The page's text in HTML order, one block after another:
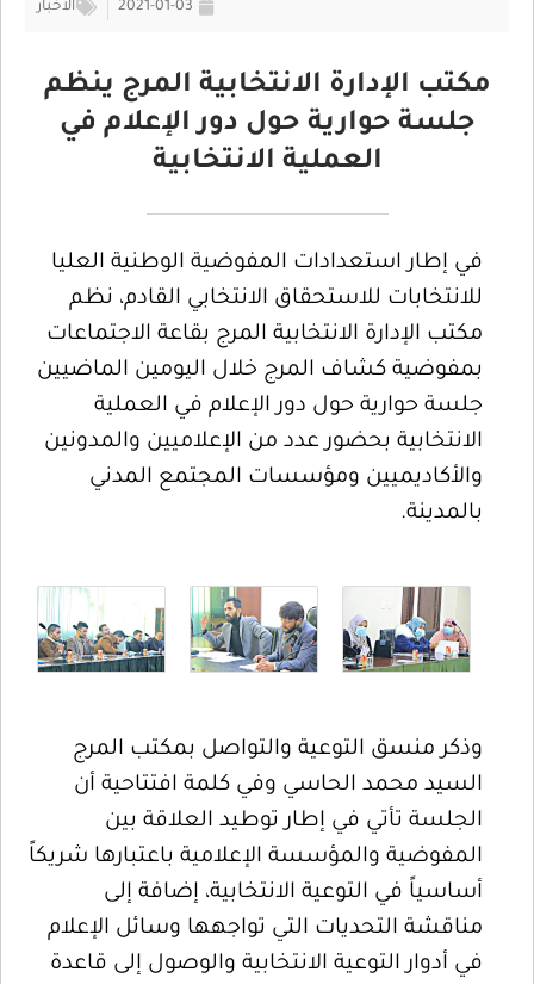
2021-01-03 الأخبار
مكتب الإدارة الانتخابية المرج ينظم
جلسة حوارية حول دور الإعلام في
العملية الانتخابية
في إطار استعدادات المفوضية الوطنية العليا
للانتخابات للاستحقاق الانتخابي القادم، نظم
مكتب الإدارة الانتخابية المرج بقاعة الاجتماعات
بمفوضية كشاف المرج خلال اليومين الماضيين
جلسة حوارية حول دور الإعلام في العملية
الانتخابية بحضور عدد من الإعلاميين والمدونين
والأكاديميين ومؤسسات المجتمع المدني
بالمدينة.
وذكر منسق التوعية والتواصل بمكتب المرج
السيد محمد الحاسي وفي كلمة افتتاحية أن
الجلسة تأتي في إطار توطيد العلاقة بين
المفوضية والمؤسسة الإعلامية باعتبارها شريكاً
أساسياً في التوعية الانتخابية، إضافة إلى
مناقشة التحديات التي تواجهها وسائل الإعلام
في أدوار التوعية الانتخابية والوصول إلى قاعدة